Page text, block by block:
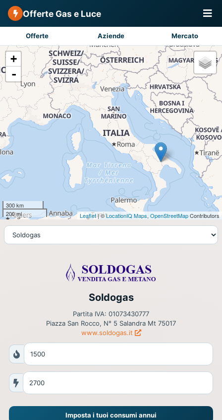
Offerte Gas e Luce
Offerte Aziende Mercato
+
-
300 km
200 mi
Leaflet| ©LocationIQ Maps, OpenStreetMapContributors
Soldogas
Partita IVA: 01073430777
Piazza San Rocco, N° 5 Salandra Mt 75017
www.soldogas.it
Imposta i tuoi consumi annui